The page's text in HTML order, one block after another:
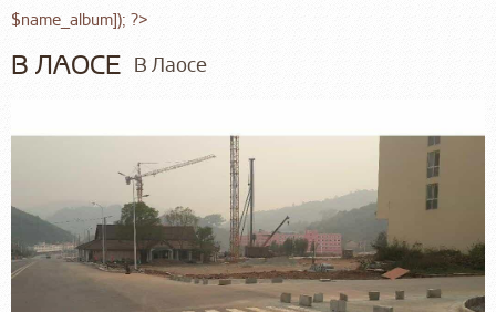
$name_album]); ?>
В ЛАОСЕ В Лаосе